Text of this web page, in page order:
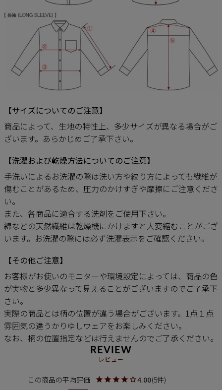
【サイズについてのご注意】
商品によって、生地の特性上、多少サイズが異なる場合がご
ざいます。あらかじめご了承下さい。
【洗濯および乾燥方法についてのご注意】
手洗いによるお洗濯の際は洗い方や絞り方によっても繊維が
傷むことがあるため、圧力のかけすぎや摩擦にご注意くださ
い。
また、各商品に適合する洗剤をご使用下さい。
綿などの天然繊維は乾燥機にかけますと大変縮むことがござ
います。お洗濯の際には必ず洗濯表示をご確認ください。
【その他ご注意】
お客様がお使いのモニターや環境設定によっては、商品の色
が実物と多少異なって見えることがございますのでご了承下
さい。
実際の商品とは柄の位置が違う場合がございます。1点１点
雰囲気の違うかりゆしウェアをお楽しみください。
なお、柄の位置指定などは行えませんのでご了承ください。
REVIEW
レビュー
4.00 5